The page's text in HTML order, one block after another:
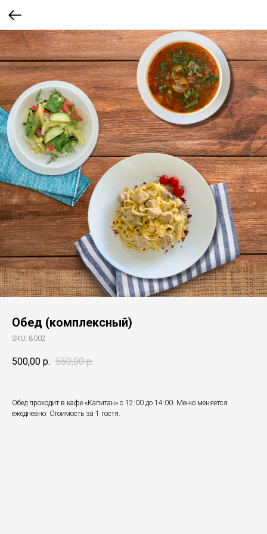
Обед (комплексный)
SKU: 8002
500,00 р. 550,00 р.
Обед проходит в кафе «Капитан» с 12:00 до 14:00. Меню меняется
ежедневно. Стоимость за 1 гостя.